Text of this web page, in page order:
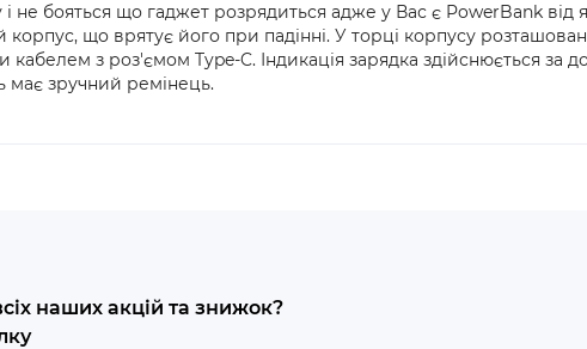
не бояться що гаджет розрядиться адже у Вас є PowerBank від
що врятує його при падінні. У торці корпусу
з роз'ємом Type-C. Індикація зарядка здійснюється за
має зручний ремінець.
наших акцій та знижок?